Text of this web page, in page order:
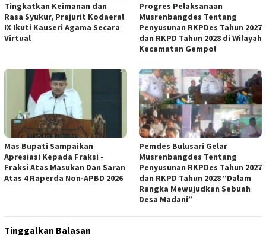
Tingkatkan Keimanan dan
Rasa Syukur, Prajurit Kodaeral
IX Ikuti Kauseri Agama Secara
Virtual
Progres Pelaksanaan
Musrenbangdes Tentang
Penyusunan RKPDes Tahun 2027
dan RKPD Tahun 2028 di Wilayah
Kecamatan Gempol
Mas Bupati Sampaikan
Apresiasi Kepada Fraksi -
Fraksi Atas Masukan Dan Saran
Atas 4 Raperda Non-APBD 2026
Pemdes Bulusari Gelar
Musrenbangdes Tentang
Penyusunan RKPDes Tahun 2027
dan RKPD Tahun 2028 “Dalam
Rangka Mewujudkan Sebuah
Desa Madani”
Tinggalkan Balasan